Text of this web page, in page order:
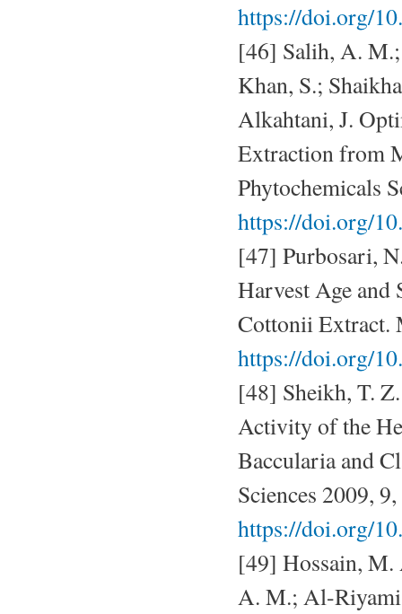
https://doi.org/
[46] Salih, A.
Khan, S.;
Alkahtani, J.
Extraction from
Phytochemicals
https://doi.org/
[47] Purbosari,
Harvest Age and
Cottonii Extract.
https://doi.org/
[48] Sheikh, T.
Activity of the
Baccularia and
Sciences 2009,
https://doi.org/
[49] Hossain,
A. M.; Al-